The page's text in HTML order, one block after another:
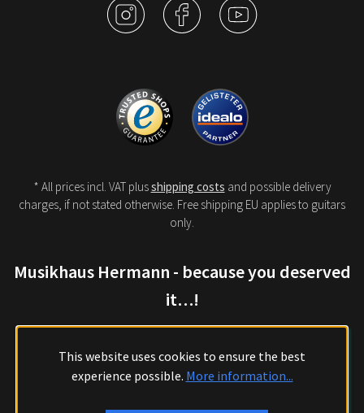
* All prices incl. VAT plusshipping costs and possible delivery
charges, if not stated otherwise. Free shipping EU applies to guitars
only.
Musikhaus Hermann - because you deserved
it…!
This website uses cookies to ensure the best
experience possible. More information...